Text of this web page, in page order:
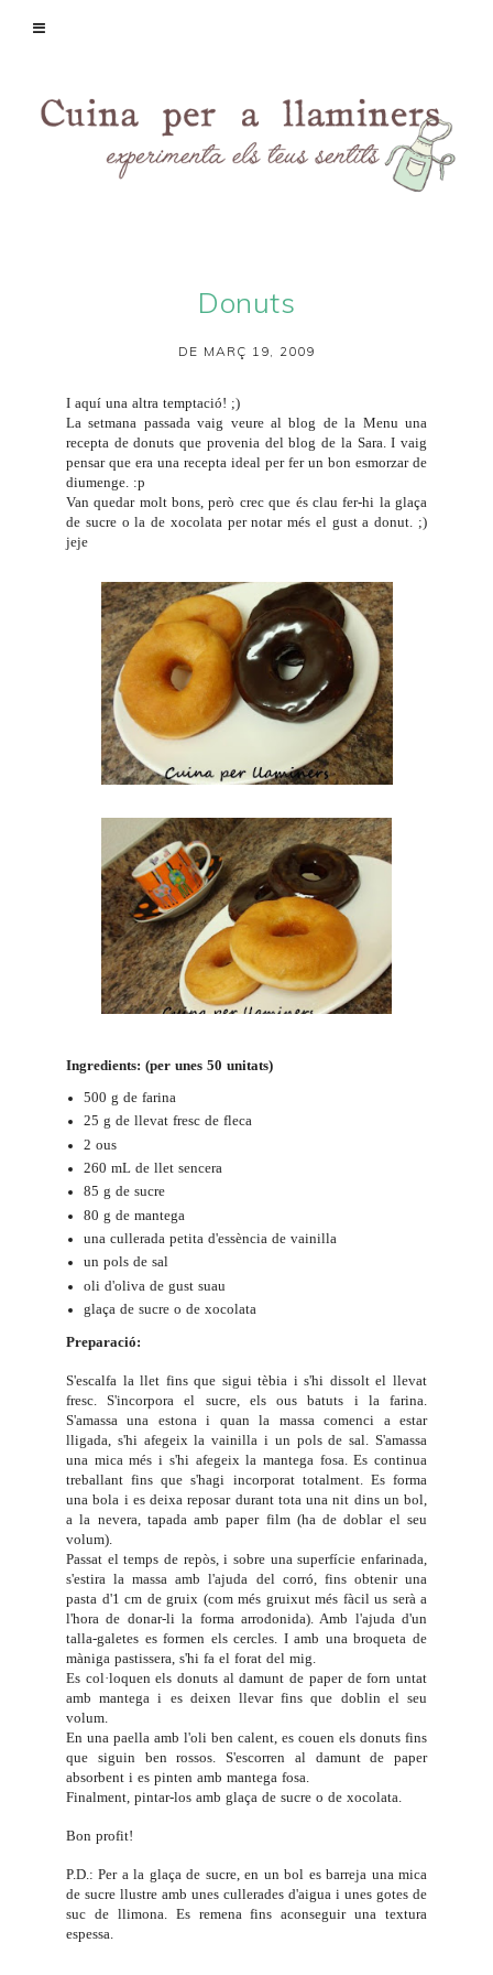
Donuts
DE MARÇ 19, 2009
I aquí una altra temptació! ;)
La setmana passada vaig veure al blog de la Menu una
recepta de donuts que provenia del blog de la Sara . I vaig
pensar que era una recepta ideal per fer un bon esmorzar de
diumenge. :p
Van quedar molt bons, però crec que és clau fer-hi la glaça
de sucre o la de xocolata per notar més el gust a donut. ;)
jeje
Ingredients: (per unes 50 unitats)
500 g de farina
25 g de llevat fresc de fleca
2 ous
260 mL de llet sencera
85 g de sucre
80 g de mantega
una cullerada petita d'essència de vainilla
un pols de sal
oli d'oliva de gust suau
glaça de sucre o de xocolata
Preparació:
S'escalfa la llet fins que sigui tèbia i s'hi dissolt el llevat
fresc. S'incorpora el sucre, els ous batuts i la farina.
S'amassa una estona i quan la massa comenci a estar
lligada, s'hi afegeix la vainilla i un pols de sal. S'amassa
una mica més i s'hi afegeix la mantega fosa. Es continua
treballant fins que s'hagi incorporat totalment. Es forma
una bola i es deixa reposar durant tota una nit dins un bol,
a la nevera, tapada amb paper film (ha de doblar el seu
volum).
Passat el temps de repòs, i sobre una superfície enfarinada,
s'estira la massa amb l'ajuda del corró, fins obtenir una
pasta d'1 cm de gruix (com més gruixut més fàcil us serà a
l'hora de donar-li la forma arrodonida). Amb l'ajuda d'un
talla-galetes es formen els cercles. I amb una broqueta de
màniga pastissera, s'hi fa el forat del mig.
Es col·loquen els donuts al damunt de paper de forn untat
amb mantega i es deixen llevar fins que doblin el seu
volum.
En una paella amb l'oli ben calent, es couen els donuts fins
que siguin ben rossos. S'escorren al damunt de paper
absorbent i es pinten amb mantega fosa.
Finalment, pintar-los amb glaça de sucre o de xocolata.
Bon profit!
P.D.: Per a la glaça de sucre, en un bol es barreja una mica
de sucre llustre amb unes cullerades d'aigua i unes gotes de
suc de llimona. Es remena fins aconseguir una textura
espessa.